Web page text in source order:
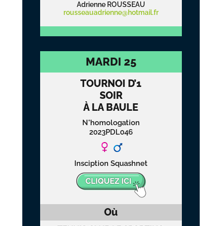
Adrienne ROUSSEAU
rousseauadrienne@hotmail.fr
MARDI 25
TOURNOI D’1
SOIR
À LA BAULE
N°homologation
2023PDL046
Insciption Squashnet
Où